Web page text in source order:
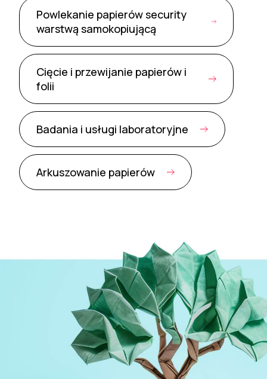
Powlekanie papierów security
warstwą samokopiującą
Cięcie i przewijanie papierów i
folii
Badania i usługi laboratoryjne
Arkuszowanie papierów